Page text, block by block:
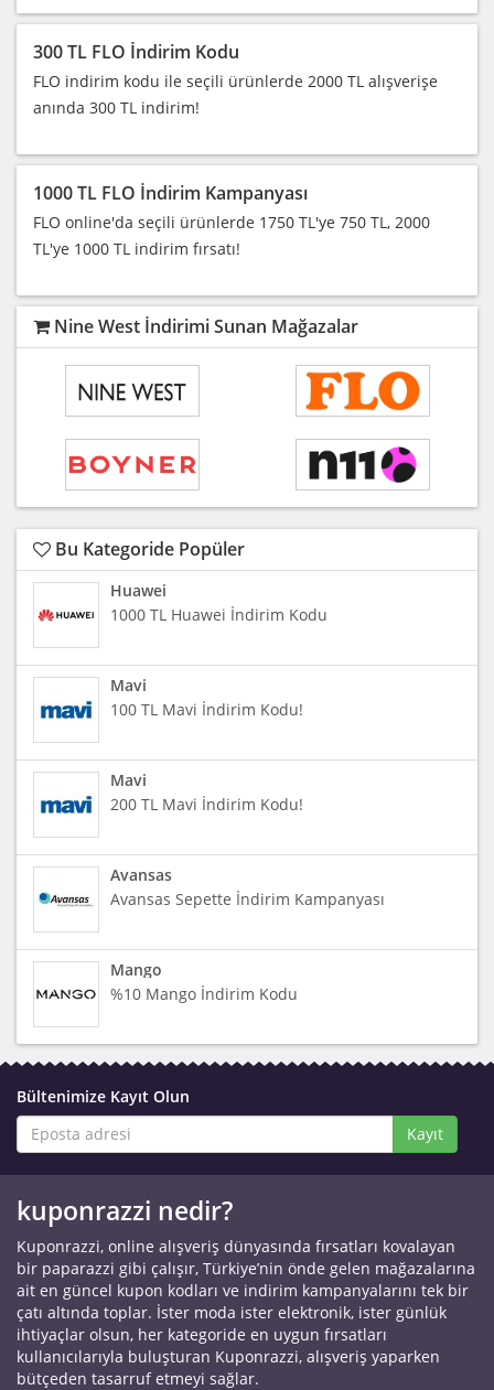
300 TL FLO İndirim Kodu
FLO indirim kodu ile seçili ürünlerde 2000 TL alışverişe
anında 300 TL indirim!
1000 TL FLO İndirim Kampanyası
FLO online'da seçili ürünlerde 1750 TL'ye 750 TL, 2000
TL'ye 1000 TL indirim fırsatı!
Nine West İndirimi Sunan Mağazalar
Bu Kategoride Popüler
Huawei
1000 TL Huawei İndirim Kodu
Mavi
100 TL Mavi İndirim Kodu!
Mavi
200 TL Mavi İndirim Kodu!
Avansas
Avansas Sepette İndirim Kampanyası
Mango
%10 Mango İndirim Kodu
Bültenimize Kayıt Olun
Kayıt
kuponrazzi nedir?
Kuponrazzi, online alışveriş dünyasında fırsatları kovalayan
bir paparazzi gibi çalışır, Türkiye’nin önde gelen mağazalarına
ait en güncel kupon kodları ve indirim kampanyalarını tek bir
çatı altında toplar. İster moda ister elektronik, ister günlük
ihtiyaçlar olsun, her kategoride en uygun fırsatları
kullanıcılarıyla buluşturan Kuponrazzi, alışveriş yaparken
bütçeden tasarruf etmeyi sağlar.